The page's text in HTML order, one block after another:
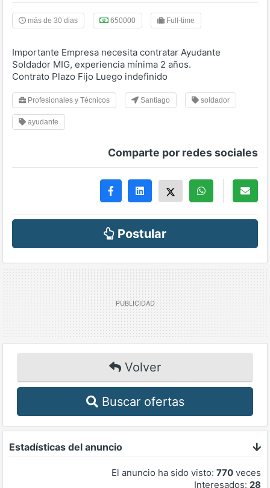
más de 30 dias 650000 Full-time
Importante Empresa necesita contratar Ayudante
Soldador MIG, experiencia mínima 2 años.
Contrato Plazo Fijo Luego indefinido
Profesionales y Técnicos Santiago soldador
ayudante
Comparte por redes sociales
Postular
Volver
Buscar ofertas
Estadísticas del anuncio
El anuncio ha sido visto: 770 veces
Interesados: 28